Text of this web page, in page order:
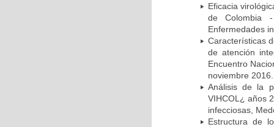
Eficacia
de Colombia
Enfermedades
Características
de atención
Encuentro
noviembre 2016.
Análisis de la
VIHCOL¿ años
infecciosas,
Estructura de